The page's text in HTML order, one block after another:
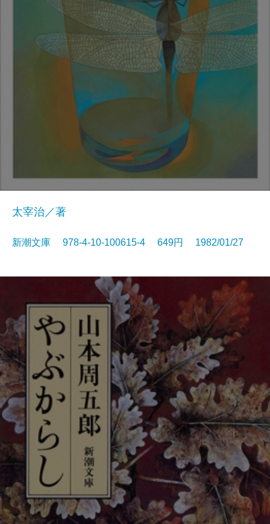
太宰治／著
新潮文庫 978-4-10-100615-4 649円 1982/01/27